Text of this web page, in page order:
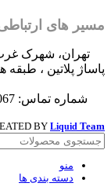
مسیر های
تهران، شهرک
پاساژ پلاتین ،
شماره تماس: 09125150067 – 02186091375
BY Liquid Team
منو
دسته بندی ها